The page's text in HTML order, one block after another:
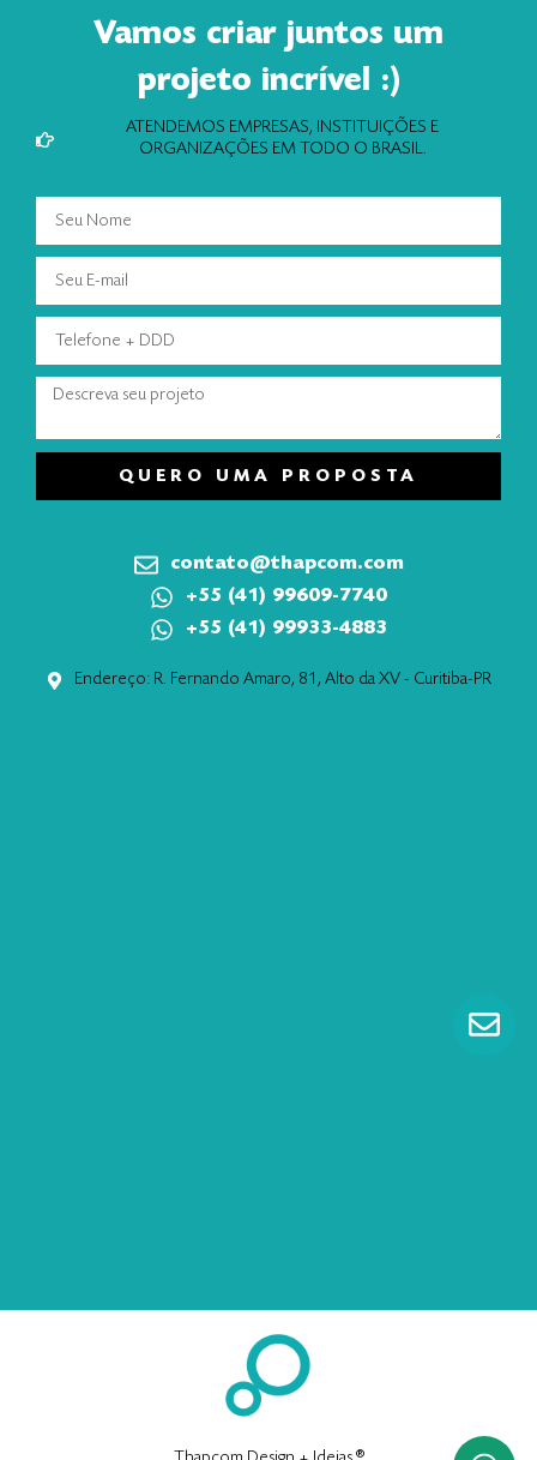
Vamos criar juntos um
projeto incrível :)
ATENDEMOS EMPRESAS, INSTITUIÇÕES E
ORGANIZAÇÕES EM TODO O BRASIL.
QUERO UMA PROPOSTA
contato@thapcom.com
+55 (41) 99609-7740
+55 (41) 99933-4883
Endereço: R. Fernando Amaro, 81, Alto da XV - Curitiba-PR